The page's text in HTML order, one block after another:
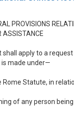
PROVISIONS
ASSISTANCE
shall apply to a
made under—
Rome Statute, in
of any person